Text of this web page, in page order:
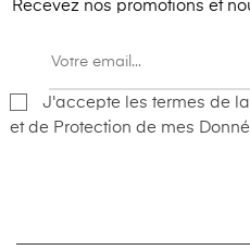
Recevez nos promotions et
J'accepte les termes de
et de Protection de mes